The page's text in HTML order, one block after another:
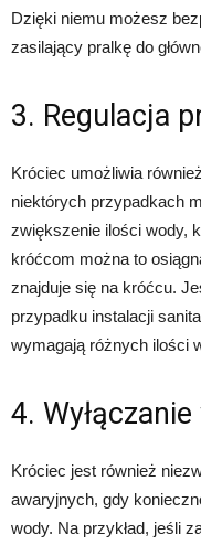
Dzięki niemu możesz
zasilający pralkę do
3. Regulacja
Króciec umożliwia
niektórych przypadkach
zwiększenie ilości wody,
króćcom można to
znajduje się na króćcu.
przypadku instalacji
wymagają różnych ilości
4.
Króciec jest również
awaryjnych, gdy
wody. Na przykład, jeśli